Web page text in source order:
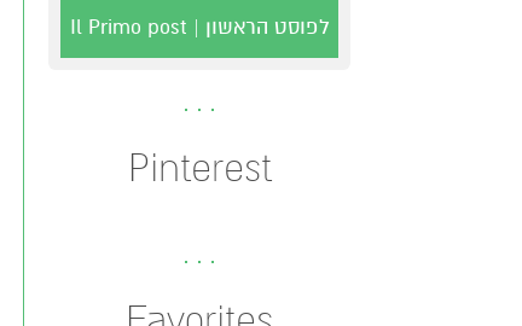
לפוסט הראשון | Il Primo post
Pinterest